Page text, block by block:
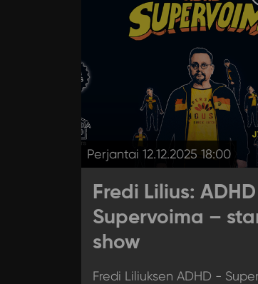
Perjantai 12.12.2025 18:00
Fredi Lilius:
Supervoima –
show
Fredi Liliuksen ADHD -